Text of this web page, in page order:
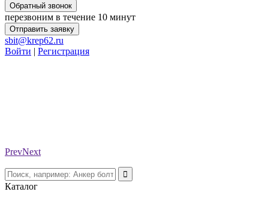
Обратный звонок
перезвоним в течение 10 минут
Отправить заявку
sbit@krep62.ru
Войти | Регистрация
PrevNext
Каталог